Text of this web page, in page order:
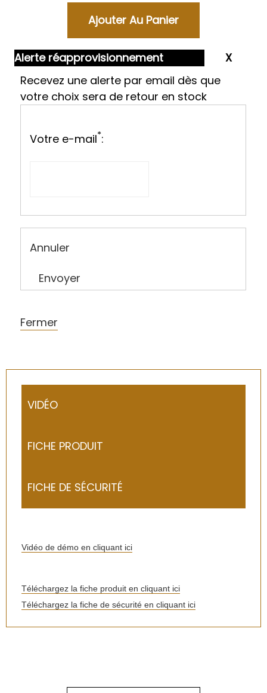
Alerte réapprovisionnement
Recevez une alerte par email dès que
votre choix sera de retour en stock
Votre e-mail*:
Annuler
Envoyer
Fermer
VIDÉO
FICHE PRODUIT
FICHE DE SÉCURITÉ
Vidéo de démo en cliquant ici
Téléchargez la fiche produit en cliquant ici
Téléchargez la fiche de sécurité en cliquant ici